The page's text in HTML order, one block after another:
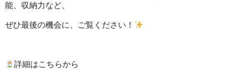
能、収納力など、
ぜひ最後の機会に、ご覧ください！
詳細はこちらから